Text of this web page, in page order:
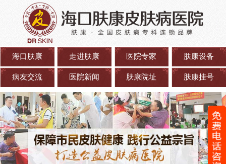
海口肤康 走进肤康 医院专家 肤康设备
病友交流 医院新闻 肤康院址 肤康挂号